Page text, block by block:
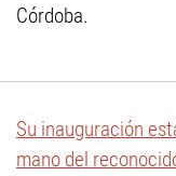
Córdoba.
Su inauguración
mano del